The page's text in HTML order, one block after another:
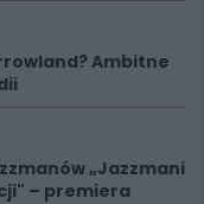
Ambitne
„Jazzmani
– premiera